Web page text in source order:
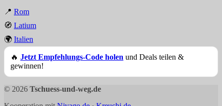
📍 Rom
🧭 Latium
🌍 Italien
🔥 Jetzt Empfehlungs-Code holen und Deals teilen &
gewinnen!
© 2026 Tschuess-und-weg.de